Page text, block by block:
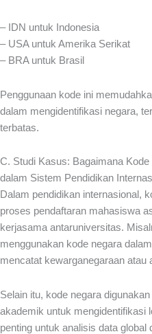
– IDN untuk Indonesia
– USA untuk Amerika Serikat
– BRA untuk Brasil
Penggunaan kode ini
dalam mengidentifikasi negara,
terbatas.
C. Studi Kasus: Bagaimana
dalam Sistem Pendidikan
Dalam pendidikan internasional,
proses pendaftaran mahasiswa
kerjasama antaruniversitas.
menggunakan kode negara
mencatat kewarganegaraan atau
Selain itu, kode negara
akademik untuk mengidentifikasi
penting untuk analisis data